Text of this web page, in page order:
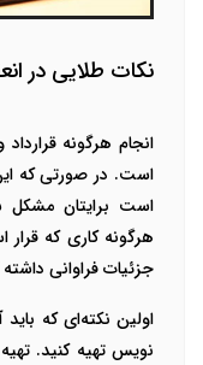
نکات طلایی در
انجام هرگونه
است. در صورتی که
است برایتان
هرگونه کاری که
جزئیات فراوانی
اولین نکته‌ای که
نویس تهیه کنید.